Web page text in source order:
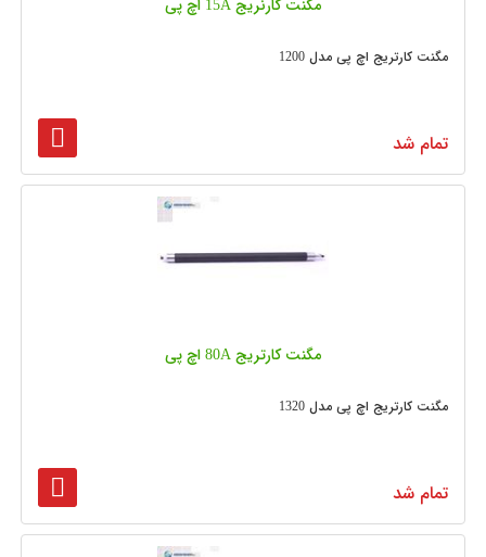
مگنت کارنریج 15A اچ پی
مگنت کارتریج اچ پی مدل 1200
تمام شد
مگنت کارتریج 80A اچ پی
مگنت کارتریج اچ پی مدل 1320
تمام شد